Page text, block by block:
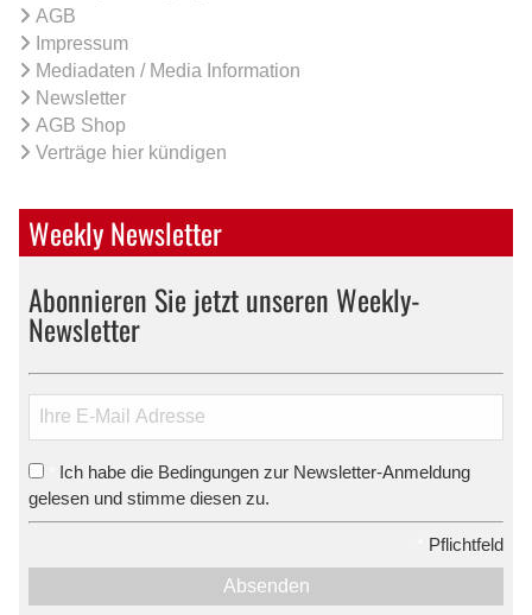
AGB
Impressum
Mediadaten / Media Information
Newsletter
AGB Shop
Verträge hier kündigen
Weekly Newsletter
Abonnieren Sie jetzt unseren Weekly-
Newsletter
Ich habe die Bedingungen zur Newsletter-Anmeldung
gelesen und stimme diesen zu.
Pflichtfeld
Absenden